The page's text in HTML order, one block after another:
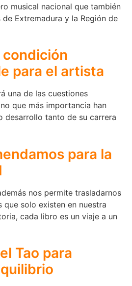
musical nacional que también
Extremadura y la Región de
condición
para el artista
una de las cuestiones
que más importancia han
desarrollo tanto de su carrera
para la
nos permite trasladarnos
que solo existen en nuestra
cada libro es un viaje a un
Tao para